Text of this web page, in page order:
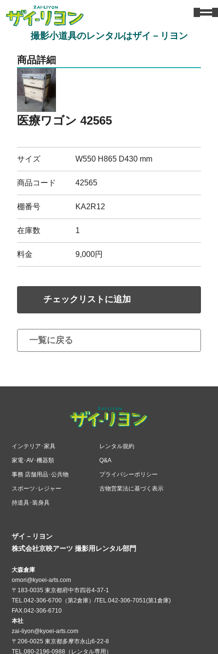
撮影小道具のレンタルはザイ－リヨン
商品詳細
医療ワゴン 42565
サイズ W550 H865 D430 mm
商品コード 42565
棚番号 KA2R12
在庫数 1
料金 9,000円
チェックリストに追加
一覧に戻る
インテリア･家具
家電･AV･機器類
事務 店舗用品･公共物
スポーツ･レジャー
持道具･装身具
レンタル規約
Q&A
プライバシーポリシー
古物営業法に基づく表示
ザイ－リヨン
株式会社京映アーツ 撮影用レンタル部門
大森倉庫
omori@kyoei-arts.com
〒183-0035 東京都府中市四谷4-37-1
TEL.042-306-6700（第2倉庫）/TEL.042-306-7051(第1倉庫)
FAX.042-306-6710
本社
zai-liyon@kyoei-arts.com
〒206-0025 東京都多摩市永山6-22-8
TEL.080-2196-0988（レンタル専用）